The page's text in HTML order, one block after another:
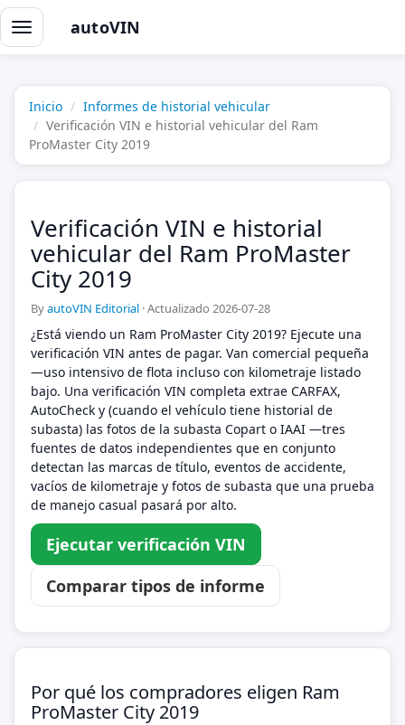
Alternar
navegación
autoVIN
Inicio
Informes de historial vehicular
Verificación VIN e historial vehicular del Ram
ProMaster City 2019
Verificación VIN e historial
vehicular del Ram ProMaster
City 2019
ByautoVIN Editorial ·Actualizado 2026-07-28
¿Está viendo un Ram ProMaster City 2019? Ejecute una
verificación VIN antes de pagar. Van comercial pequeña
—uso intensivo de flota incluso con kilometraje listado
bajo. Una verificación VIN completa extrae CARFAX,
AutoCheck y (cuando el vehículo tiene historial de
subasta) las fotos de la subasta Copart o IAAI —tres
fuentes de datos independientes que en conjunto
detectan las marcas de título, eventos de accidente,
vacíos de kilometraje y fotos de subasta que una prueba
de manejo casual pasará por alto.
Ejecutar verificación VIN
Comparar tipos de informe
Por qué los compradores eligen Ram
ProMaster City 2019